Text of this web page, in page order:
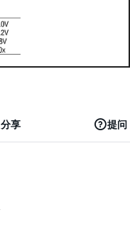
分享 提问